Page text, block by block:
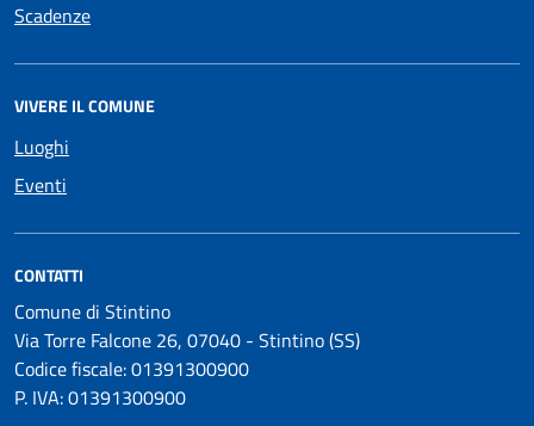
Scadenze
VIVERE IL COMUNE
Luoghi
Eventi
CONTATTI
Comune di Stintino
Via Torre Falcone 26, 07040 - Stintino (SS)
Codice fiscale: 01391300900
P. IVA: 01391300900